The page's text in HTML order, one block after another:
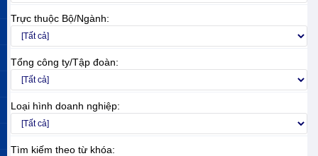
Trực thuộc Bộ/Ngành:
Tổng công ty/Tập đoàn:
Loại hình doanh nghiệp:
Tìm kiếm theo từ khóa: